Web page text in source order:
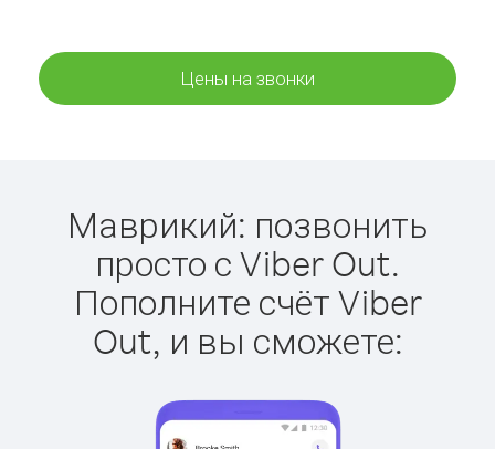
Цены на звонки
Маврикий: позвонить
просто с Viber Out.
Пополните счёт Viber
Out, и вы сможете: